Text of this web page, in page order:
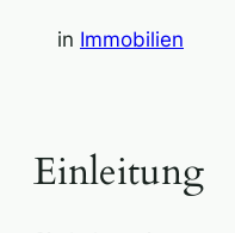
in Immobilien
Einleitung